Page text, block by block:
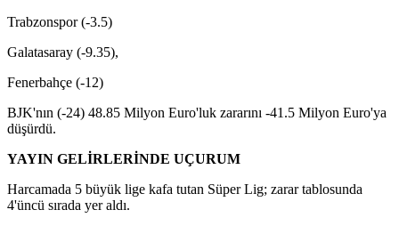
Trabzonspor (-3.5)
Galatasaray (-9.35),
Fenerbahçe (-12)
BJK'nın (-24) 48.85 Milyon Euro'luk zararını -41.5 Milyon Euro'ya
düşürdü.
YAYIN GELİRLERİNDE UÇURUM
Harcamada 5 büyük lige kafa tutan Süper Lig; zarar tablosunda
4'üncü sırada yer aldı.